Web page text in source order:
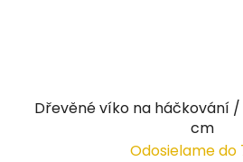
Dřevěné víko na háčkování
cm
Odosielame do